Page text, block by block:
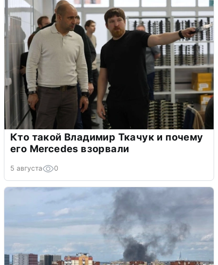
Кто такой Владимир Ткачук и почему
его Mercedes взорвали
5 августа 0